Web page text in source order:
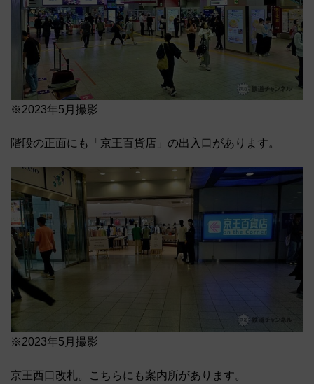
※2023年5月撮影
階段の正面にも「京王百貨店」の出入口があります。
※2023年5月撮影
京王西口改札。こちらにも案内所があります。